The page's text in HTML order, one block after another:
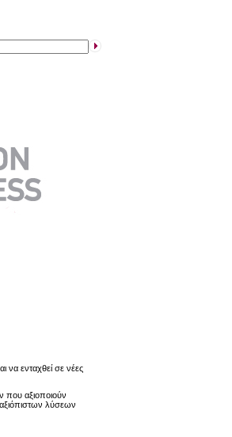
να ενταχθεί σε νέες
που αξιοποιούν
λύσεων